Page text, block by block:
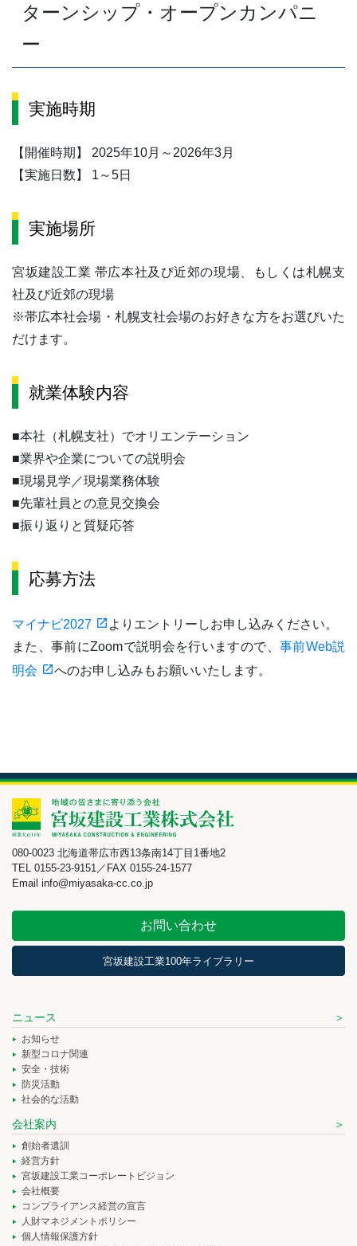
ターンシップ・オープンカンパニ
ー
実施時期
【開催時期】 2025年10月～2026年3月
【実施日数】 1～5日
実施場所
宮坂建設工業 帯広本社及び近郊の現場、もしくは札幌支
社及び近郊の現場
※帯広本社会場・札幌支社会場のお好きな方をお選びいた
だけます。
就業体験内容
■本社（札幌支社）でオリエンテーション
■業界や企業についての説明会
■現場見学／現場業務体験
■先輩社員との意見交換会
■振り返りと質疑応答
応募方法
マイナビ2027
よりエントリーしお申し込みください。
また、事前にZoomで説明会を行いますので、 事前Web説
明会
へのお申し込みもお願いいたします。
080-0023 北海道帯広市西13条南14丁目1番地2
TEL 0155-23-9151／FAX 0155-24-1577
Email info@miyasaka-cc.co.jp
お問い合わせ
宮坂建設工業100年ライブラリー
ニュース
お知らせ
新型コロナ関連
安全・技術
防災活動
社会的な活動
会社案内
創始者遺訓
経営方針
宮坂建設工業コーポレートビジョン
会社概要
コンプライアンス経営の宣言
人財マネジメントポリシー
個人情報保護方針